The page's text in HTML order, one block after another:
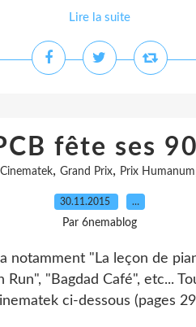
Lire la suite
fête ses
Cinematek, Grand Prix, Prix Humanum
30.11.2015 …
Par 6nemablog
notamment "La leçon de
Run", "Bagdad Café", etc...
ci-dessous (pages